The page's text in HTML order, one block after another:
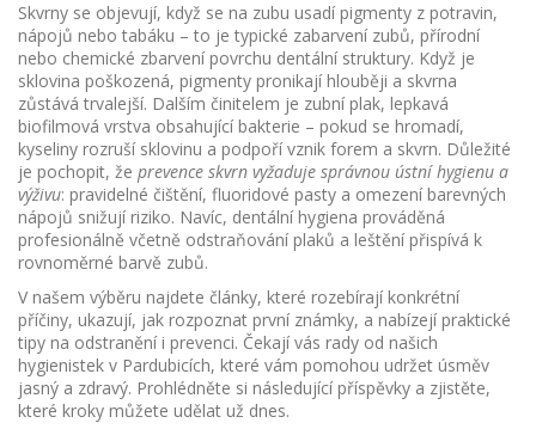
Skvrny se objevují, když se na zubu usadí pigmenty z potravin,
nápojů nebo tabáku – to je typické zabarvení zubů, přírodní
nebo chemické zbarvení povrchu dentální struktury. Když je
sklovina poškozená, pigmenty pronikají hlouběji a skvrna
zůstává trvalejší. Dalším činitelem je zubní plak, lepkavá
biofilmová vrstva obsahující bakterie – pokud se hromadí,
kyseliny rozruší sklovinu a podpoří vznik forem a skvrn. Důležité
je pochopit, že prevence skvrn vyžaduje správnou ústní hygienu a
výživu: pravidelné čištění, fluoridové pasty a omezení barevných
nápojů snižují riziko. Navíc, dentální hygiena prováděná
profesionálně včetně odstraňování plaků a leštění přispívá k
rovnoměrné barvě zubů.
V našem výběru najdete články, které rozebírají konkrétní
příčiny, ukazují, jak rozpoznat první známky, a nabízejí praktické
tipy na odstranění i prevenci. Čekají vás rady od našich
hygienistek v Pardubicích, které vám pomohou udržet úsměv
jasný a zdravý. Prohlédněte si následující příspěvky a zjistěte,
které kroky můžete udělat už dnes.